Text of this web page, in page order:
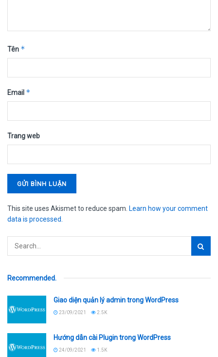
Tên *
Email *
Trang web
This site uses Akismet to reduce spam. Learn how your comment
data is processed.
Recommended.
Giao diện quản lý admin trong WordPress
23/09/2021 2.5K
Hướng dẫn cài Plugin trong WordPress
24/09/2021 1.5K